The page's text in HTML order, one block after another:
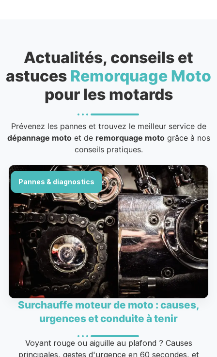
Actualités, conseils et
astuces Remorquage Moto
pour les motards
Prévenez les pannes et trouvez le meilleur service de
dépannage motoet de remorquage motogrâce à nos
conseils pratiques.
Pannes & diagnostics
Surchauffe moteur de moto : causes,
urgences et conduite à tenir
Voyant rouge ou aiguille au plafond ? Causes
principales, gestes d'urgence en 60 secondes, et